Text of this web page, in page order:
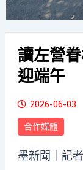
讀左營
迎端午
2026-06-03
合作媒體
墨新聞 ｜記